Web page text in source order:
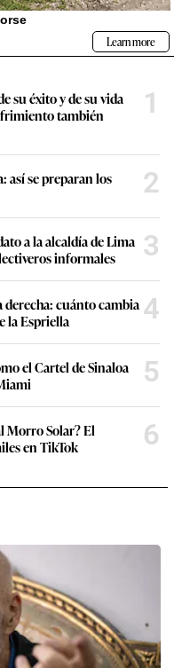
su éxito y de su vida
también
1
así se preparan los
2
a la alcaldía de Lima
informales
3
derecha: cuánto cambia
la Espriella
4
el Cartel de Sinaloa
5
Morro Solar? El
en TikTok
6